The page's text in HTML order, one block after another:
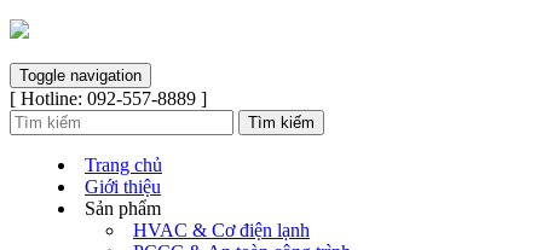
Toggle navigation
[ Hotline: 092-557-8889 ]
Trang chủ
Giới thiệu
Sản phẩm
HVAC & Cơ điện lạnh